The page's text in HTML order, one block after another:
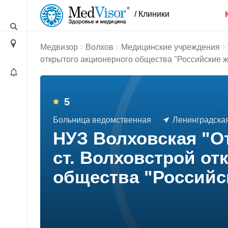
/ Клиники
Медвизор Волхов Медицинские учреждения
открытого акционерного общества "Российские
5
Больница ведомственная
НУЗ Волховская
ст. Волховстрой
общества